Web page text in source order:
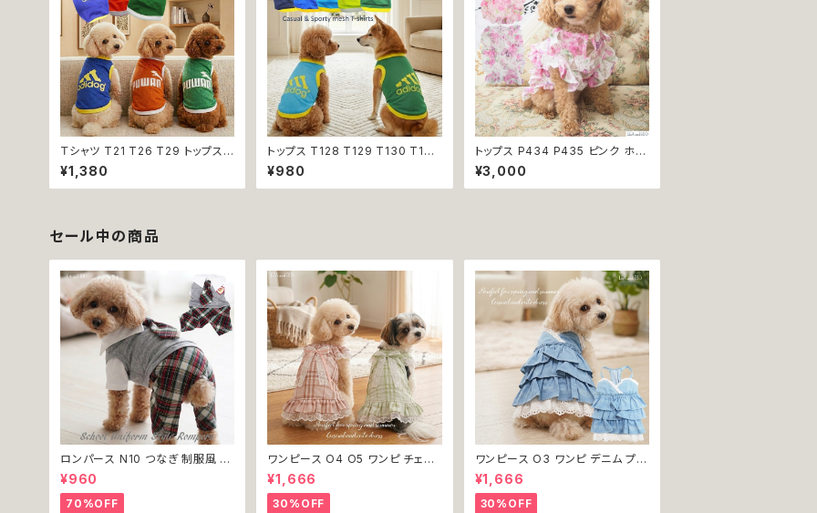
Ｔシャツ T21 T26 T29 トップス
ノースリーブ メッシュ 夏 蒸れにく
い 犬 猫 ペット 犬の服 猫の服 犬
服 猫服 返品交換不可
¥1,380
トップス T128 T129 T130 T131
T132 Ｔシャツ 1-7号 小型犬用 ス
ポーティー カジュアル メッシュ ノ
ースリーブ ブルー グリーン ネイ
¥980
トップス P434 P435 ピンク ホワ
イト ハンドメイド シースルートップ
ス 上品 フリル ドッグウェア 春夏
ドッグウエア ドッグ ウェア 犬 猫
¥3,000
セール中の商品
ロンパース N10 つなぎ 制服風 チ
ェック柄 グレー 灰色 コスチューム
コスプレ ドッグウェア dog 犬 猫
ペット 服 犬服 洋服 オシャレ かわ
¥960
70%OFF
ワンピース O4 O5 ワンピ チェッ
ク プリーツ レース 女の子 犬 犬服
小型 猫 服 洋服 ペット dog ドッグ
ウェア おしゃれ かわいい 返品交
¥1,666
30%OFF
ワンピース O3 ワンピ デニム プリ
ーツ レース 女の子 犬 犬服 小型
猫 服 洋服 ペット dog ドッグウェ
ア おしゃれ かわいい 返品交換不
¥1,666
30%OFF